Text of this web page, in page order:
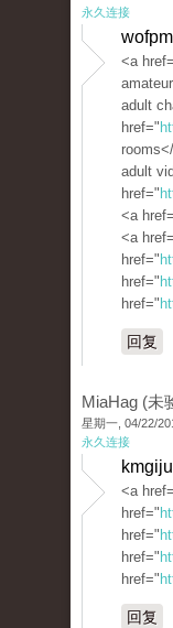
永久连接
<a
adult
href="
adult
href="
<a
<a
href="
href="
href="
回复
MiaHag (未
星期一, 04/22/
永久连接
<a
href="
href="
href="
href="
回复